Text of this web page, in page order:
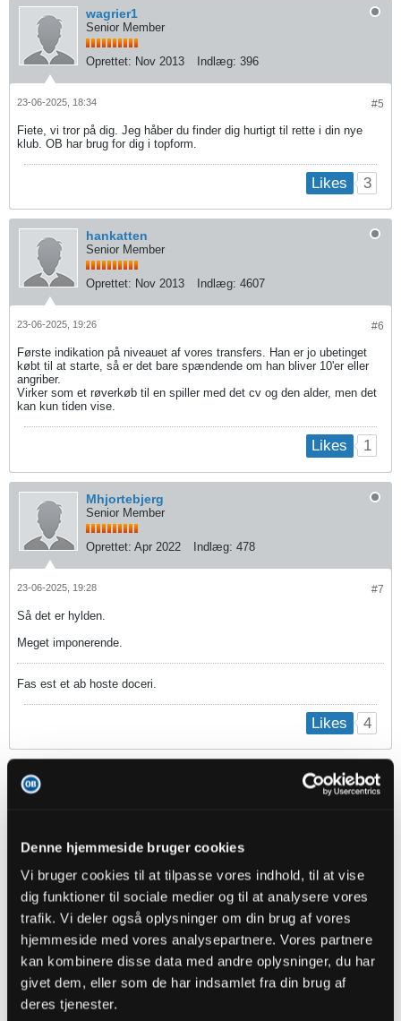
Denne hjemmeside bruger cookies
Vi bruger cookies til at tilpasse vores indhold, til at vise
dig funktioner til sociale medier og til at analysere vores
trafik. Vi deler også oplysninger om din brug af vores
hjemmeside med vores analysepartnere. Vores partnere
kan kombinere disse data med andre oplysninger, du har
givet dem, eller som de har indsamlet fra din brug af
deres tjenester.
wagrier1
Senior Member
Oprettet: Nov 2013 Indlæg: 396
#5
23-06-2025, 18:34
Fiete, vi tror på dig. Jeg håber du finder dig hurtigt til rette i din nye
klub. OB har brug for dig i topform.
Likes 3
hankatten
Senior Member
Oprettet: Nov 2013 Indlæg: 4607
#6
23-06-2025, 19:26
Første indikation på niveauet af vores transfers. Han er jo ubetinget
købt til at starte, så er det bare spændende om han bliver 10'er eller
angriber.
Virker som et røverkøb til en spiller med det cv og den alder, men det
kan kun tiden vise.
Likes 1
Mhjortebjerg
Senior Member
Oprettet: Apr 2022 Indlæg: 478
#7
23-06-2025, 19:28
Så det er hylden.
Meget imponerende.
Fas est et ab hoste doceri.
Likes 4
Ros til Troels
Likes
Kielberg
Senior Member